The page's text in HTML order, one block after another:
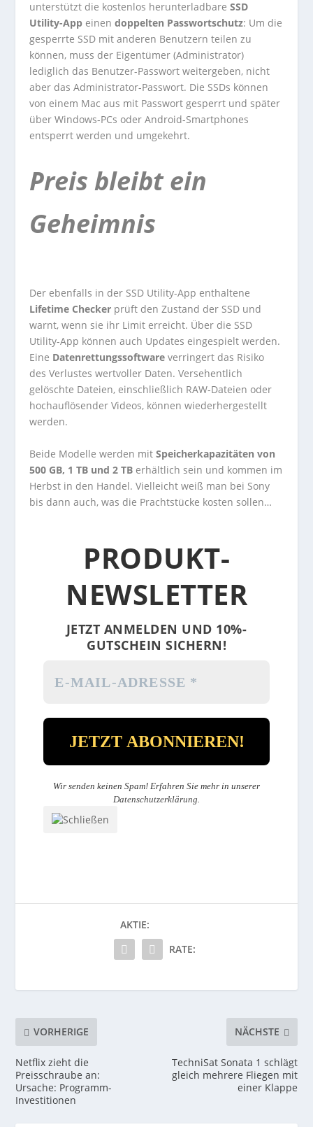
unterstützt die kostenlos herunterladbareSSD
Utility-App einendoppelten Passwortschutz: Um die
gesperrte SSD mit anderen Benutzern teilen zu
können, muss der Eigentümer (Administrator)
lediglich das Benutzer-Passwort weitergeben, nicht
aber das Administrator-Passwort. Die SSDs können
von einem Mac aus mit Passwort gesperrt und später
über Windows-PCs oder Android-Smartphones
entsperrt werden und umgekehrt.
Preis bleibt ein
Geheimnis
Der ebenfalls in der SSD Utility-App enthaltene
Lifetime Checker prüft den Zustand der SSD und
warnt, wenn sie ihr Limit erreicht. Über die SSD
Utility-App können auch Updates eingespielt werden.
Eine Datenrettungssoftware verringert das Risiko
des Verlustes wertvoller Daten. Versehentlich
gelöschte Dateien, einschließlich RAW-Dateien oder
hochauflösender Videos, können wiederhergestellt
werden.
Beide Modelle werden mit Speicherkapazitäten von
500 GB, 1 TB und 2 TB erhältlich sein und kommen im
Herbst in den Handel. Vielleicht weiß man bei Sony
bis dann auch, was die Prachtstücke kosten sollen…
PRODUKT-
NEWSLETTER
JETZT ANMELDEN UND 10%-
GUTSCHEIN SICHERN!
Wir senden keinen Spam! Erfahren Sie mehr in unserer
Datenschutzerklärung
AKTIE:
RATE:
VORHERIGE
Netflix zieht die
Preisschraube an:
Ursache: Programm-
Investitionen
NÄCHSTE
TechniSat Sonata 1 schlägt
gleich mehrere Fliegen mit
einer Klappe